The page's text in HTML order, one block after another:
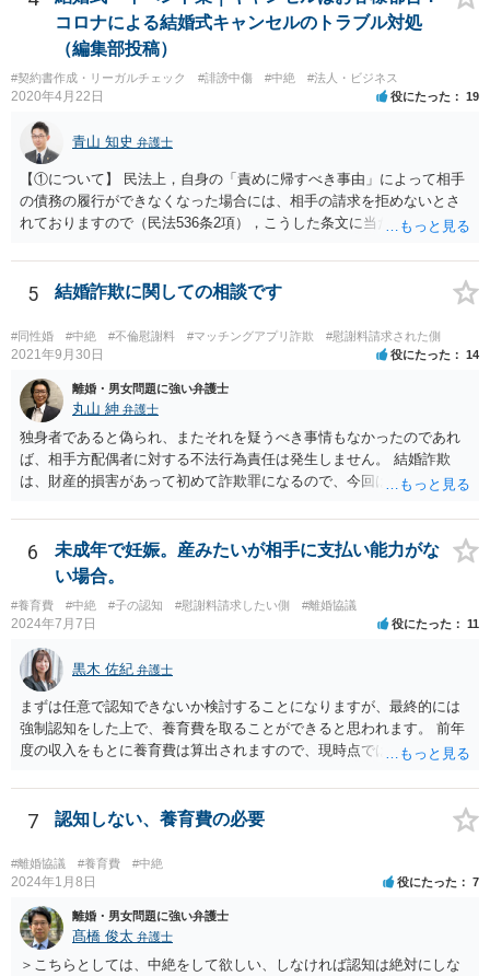
コロナによる結婚式キャンセルのトラブル対処
（編集部投稿）
#契約書作成・リーガルチェック #誹謗中傷 #中絶 #法人・ビジネス
2020年4月22日 役にたった 19
青山 知史 弁護士
【①について】 民法上，自身の「責めに帰すべき事由」によって相手
の債務の履行ができなくなった場合には、相手の請求を拒めないとさ
れておりますので（民法536条2項），こうした条文に当たるかが問題
現在の各宣言や要請は，強制力のあるものではなく，震災等で対象施
設が滅失してしまった場合と異なり，挙式等自体が物理的に不可能に
なったとまではいえないかと思われます。こうした中で，顧客の判断
でキャンセルを申し出たとすれば，形式的には顧客側に帰責性があっ
たといえる可能性は考えられます。 一方で，実質的に考えた場合，集
会に供する施設等については，営業自粛を要請されているところ，結
婚式場等の施設についても，解釈によっては集会に供する施設の1つと
して，休止要請の対象と考える余地はあるかと思われます。 こうした
解釈を採った場合，強制力はないまでも，事実上挙式等の実施が困難
となる外部的要因があったとして，顧客の「責めに帰すべき事由」が
あるとまではいえず，結婚式場等からの請求が認められない可能性は
に全額の請求が不可能となっても，これまでに生じた費用や打合せ相
当分の報酬の範囲であれば，中途終了時の委任事務への報酬請求や不
ます（民法648条3項、703条等）。 【②について】 請求に応じてもら
とになります。 もっとも，上述したように，全額の請求は，必ずしも
確実に認められる事案ではないと思われるため，法的手続きまでは行
わず，協議によって適切な範囲での支払いに関する合意を目指す方が
良いかと思われます。 【③について】 事実か否かにかかわらず，相手
の社会的評価を損なうような投稿であれば，名誉毀損となり得ます。
は，発信者自身の情報の開示を受けた上で，発進した当人に対する損
害賠償請求等を行うことも可能です。
5 結婚詐欺に関しての相談です
#同性婚 #中絶 #不倫慰謝料 #マッチングアプリ詐欺 #慰謝料請求された側
2021年9月30日 役にたった 14
離婚・男女問題に強い弁護士
丸山 紳 弁護士
独身者であると偽られ、またそれを疑うべき事情もなかったのであれ
ば、相手方配偶者に対する不法行為責任は発生しません。 結婚詐欺
は、財産的損害があって初めて詐欺罪になるので、今回は該当しませ
であることを知っていれば交際しなかったといえる場合に、慰謝料請
求が可能です。 LINEなどで、結婚を当然の前提にした関係だったこと
を立証できる場合は、請求は可能と考えます。
6
未成年で妊娠。産みたいが相手に支払い能力がな
い場合。
#養育費 #中絶 #子の認知 #慰謝料請求したい側 #離婚協議
2024年7月7日 役にたった 11
黒木 佐紀 弁護士
まずは任意で認知できないか検討することになりますが、最終的には
強制認知をした上で、養育費を取ることができると思われます。 前年
度の収入をもとに養育費は算出されますので、現時点では少額しか取
育費の増額調停を起こすこともできます。 仮に中絶する場合でも、相
手方が妊娠について話し合いをしっかりしてくれない場合には、慰謝
料請求などもできる可能性があります。 いずれにせよ、親御さんとの
関わりが不可欠となると思われますので、一度話し合った上で、法律
事務所へ早めのご相談をされたほうがよろしいかと思います。
7 認知しない、養育費の必要
#離婚協議 #養育費 #中絶
2024年1月8日 役にたった 7
離婚・男女問題に強い弁護士
髙橋 俊太 弁護士
＞こちらとしては、中絶をして欲しい、しなければ認知は絶対にしな